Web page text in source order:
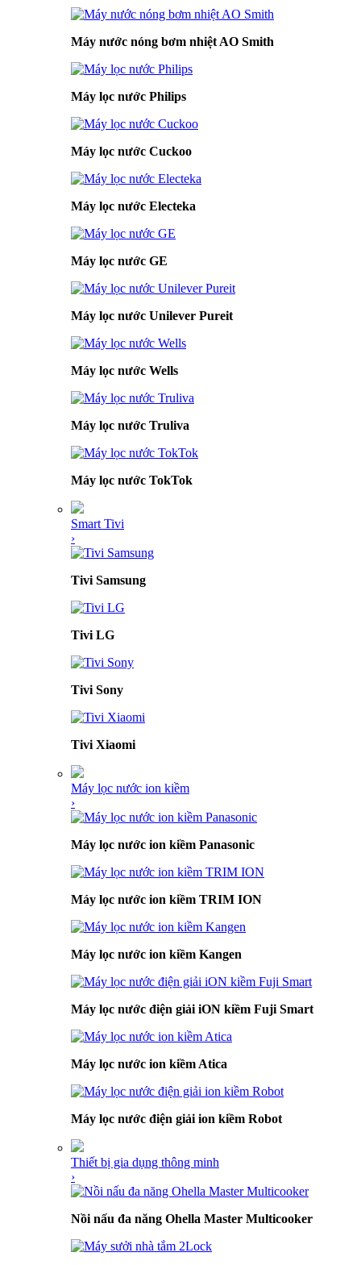
Máy nước nóng bơm nhiệt AO Smith
Máy lọc nước Philips
Máy lọc nước Cuckoo
Máy lọc nước Electeka
Máy lọc nước GE
Máy lọc nước Unilever Pureit
Máy lọc nước Wells
Máy lọc nước Truliva
Máy lọc nước TokTok
Smart Tivi
›
Tivi Samsung
Tivi LG
Tivi Sony
Tivi Xiaomi
Máy lọc nước ion kiềm
›
Máy lọc nước ion kiềm Panasonic
Máy lọc nước ion kiềm TRIM ION
Máy lọc nước ion kiềm Kangen
Máy lọc nước điện giải iON kiềm Fuji Smart
Máy lọc nước ion kiềm Atica
Máy lọc nước điện giải ion kiềm Robot
Thiết bị gia dụng thông minh
›
Nồi nấu đa năng Ohella Master Multicooker